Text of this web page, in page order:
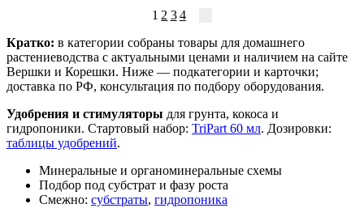
1 2 3 4
Кратко: в категории собраны товары для домашнего
растениеводства с актуальными ценами и наличием на сайте
Вершки и Корешки. Ниже — подкатегории и карточки;
доставка по РФ, консультация по подбору оборудования.
Удобрения и стимуляторы для грунта, кокоса и
гидропоники. Стартовый набор: TriPart 60 мл. Дозировки:
таблицы удобрений.
Минеральные и органоминеральные схемы
Подбор под субстрат и фазу роста
Смежно: субстраты, гидропоника